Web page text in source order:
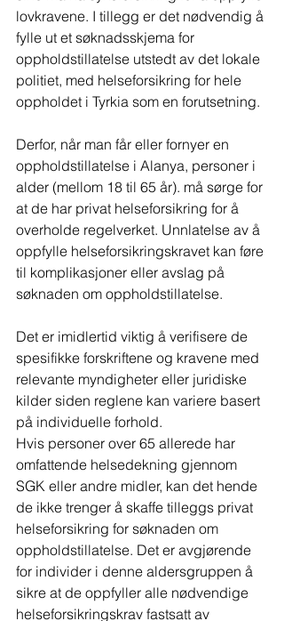
lovkravene. I tillegg er det nødvendig å
fylle ut et søknadsskjema for
oppholdstillatelse utstedt av det lokale
politiet, med helseforsikring for hele
oppholdet i Tyrkia som en forutsetning.
Derfor, når man får eller fornyer en
oppholdstillatelse i Alanya, personer i
alder (mellom 18 til 65 år). må sørge for
at de har privat helseforsikring for å
overholde regelverket. Unnlatelse av å
oppfylle helseforsikringskravet kan føre
til komplikasjoner eller avslag på
søknaden om oppholdstillatelse.
Det er imidlertid viktig å verifisere de
spesifikke forskriftene og kravene med
relevante myndigheter eller juridiske
kilder siden reglene kan variere basert
på individuelle forhold.
Hvis personer over 65 allerede har
omfattende helsedekning gjennom
SGK eller andre midler, kan det hende
de ikke trenger å skaffe tilleggs privat
helseforsikring for søknaden om
oppholdstillatelse. Det er avgjørende
for individer i denne aldersgruppen å
sikre at de oppfyller alle nødvendige
helseforsikringskrav fastsatt av